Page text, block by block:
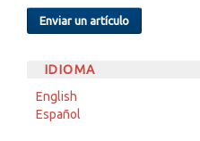
Enviar un artículo
IDIOMA
English
Español